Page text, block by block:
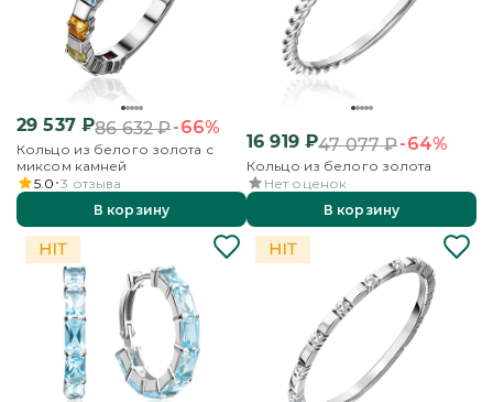
29 537₽86 632₽-66%
Кольцо из белого золота с
миксом камней
5.0 3 отзыва
В корзину
16 919₽47 077₽-64%
Кольцо из белого золота
Нет оценок
В корзину